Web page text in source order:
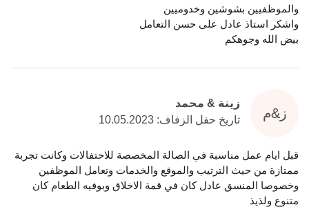
والموظفيين بشوشين وخدوميين
واشكر استاذ عادل على حسن التعامل
بيض الله وجوهكم
ز&م
زينة & محمد
تاريخ حفل الزفاف: 10.05.2023
قبل ايام عمل مناسبة في الصالة المخصصة للاحتفالات وكانت تجربة
ممتازة من حيث الترتيب والموقع والخدمات وتعامل الموظفين
وخصوصا المنسق عادل كان في قمة الاخلاق وبوفيه الطعام كان
متنوع ولذيذ